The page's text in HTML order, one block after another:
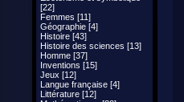
[22]
Femmes [11]
Géographie [4]
Histoire [43]
Histoire des sciences [13]
Homme [37]
Inventions [15]
Jeux [12]
Langue française [4]
Littérature [12]